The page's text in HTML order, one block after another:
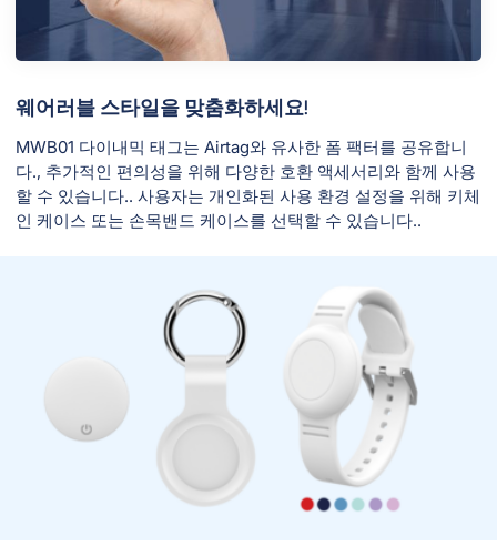
웨어러블 스타일을 맞춤화하세요!
MWB01 다이내믹 태그는 Airtag와 유사한 폼 팩터를 공유합니
다., 추가적인 편의성을 위해 다양한 호환 액세서리와 함께 사용
할 수 있습니다.. 사용자는 개인화된 사용 환경 설정을 위해 키체
인 케이스 또는 손목밴드 케이스를 선택할 수 있습니다..